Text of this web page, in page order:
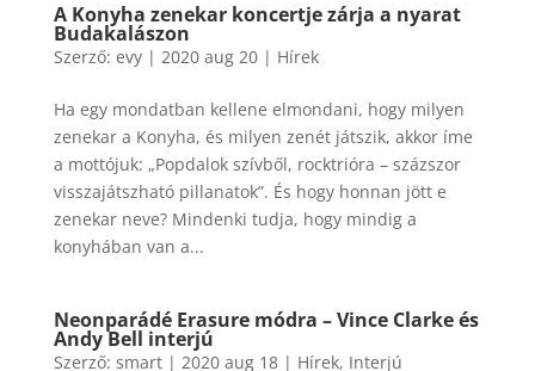
​A Konyha zenekar koncertje zárja a nyarat
Budakalászon
Szerző: evy| 2020 aug 20| Hírek
Ha egy mondatban kellene elmondani, hogy milyen
zenekar a Konyha, és milyen zenét játszik, akkor íme
a mottójuk: „Popdalok szívből, rocktrióra – százszor
visszajátszható pillanatok”. És hogy honnan jött e
zenekar neve? Mindenki tudja, hogy mindig a
konyhában van a...
Neonparádé Erasure módra – Vince Clarke és
Andy Bell interjú
Szerző: smart| 2020 aug 18| Hírek, Interjú